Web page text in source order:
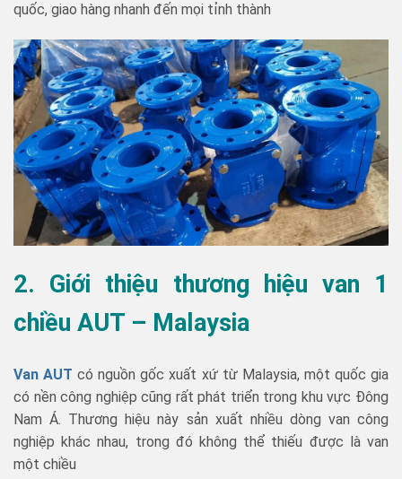
quốc, giao hàng nhanh đến mọi tỉnh thành
2. Giới thiệu thương hiệu van 1
chiều AUT – Malaysia
Van AUT có nguồn gốc xuất xứ từ Malaysia, một quốc gia
có nền công nghiệp cũng rất phát triển trong khu vực Đông
Nam Á. Thương hiệu này sản xuất nhiều dòng van công
nghiệp khác nhau, trong đó không thể thiếu được là van
một chiều